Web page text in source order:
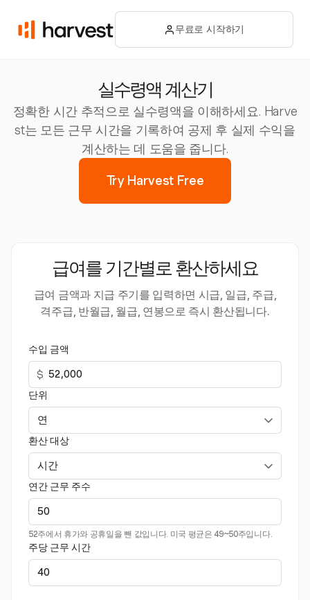
무료로 시작하기
실수령액 계산기
정확한 시간 추적으로 실수령액을 이해하세요. Harve
st는 모든 근무 시간을 기록하여 공제 후 실제 수익을
계산하는 데 도움을 줍니다.
Try Harvest Free
급여를 기간별로 환산하세요
급여 금액과 지급 주기를 입력하면 시급, 일급, 주급,
격주급, 반월급, 월급, 연봉으로 즉시 환산됩니다.
수입 금액
$
단위
환산 대상
연간 근무 주수
52주에서 휴가와 공휴일을 뺀 값입니다. 미국 평균은 49~50주입니다.
주당 근무 시간